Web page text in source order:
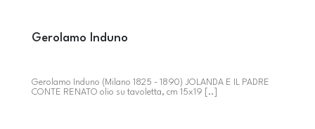
Gerolamo Induno
Gerolamo Induno (Milano 1825 - 1890) JOLANDA E IL PADRE
CONTE RENATO olio su tavoletta, cm 15x19 [..]